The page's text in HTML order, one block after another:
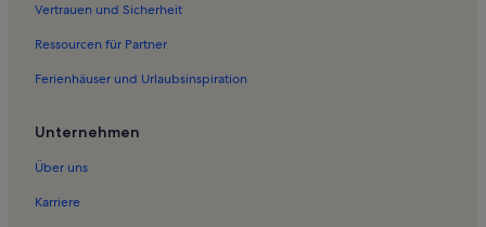
Ferienwohnungen in Perlin
Ferienwohnungen in Dechow
Vertrauen und Sicherheit
Ressourcen für Partner
Ferienhäuser und Urlaubsinspiration
Unternehmen
Über uns
Karriere